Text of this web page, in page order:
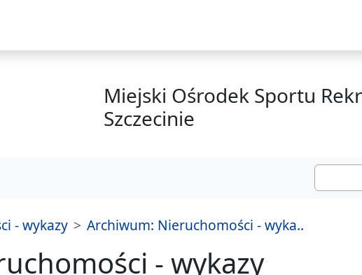
Miejski Ośrodek Sportu
Szczecinie
- wykazy Archiwum: Nieruchomości - wyka..
- wykazy